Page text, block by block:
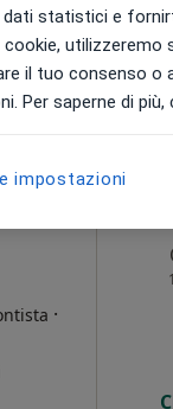
·
statistici e
utilizzeremo
il tuo consenso o
Per saperne di
impostazioni